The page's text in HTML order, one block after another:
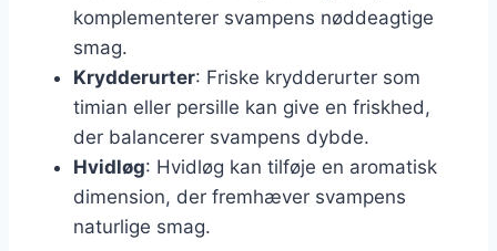
komplementerer svampens nøddeagtige
smag.
Krydderurter: Friske krydderurter som
timian eller persille kan give en friskhed,
der balancerer svampens dybde.
Hvidløg: Hvidløg kan tilføje en aromatisk
dimension, der fremhæver svampens
naturlige smag.